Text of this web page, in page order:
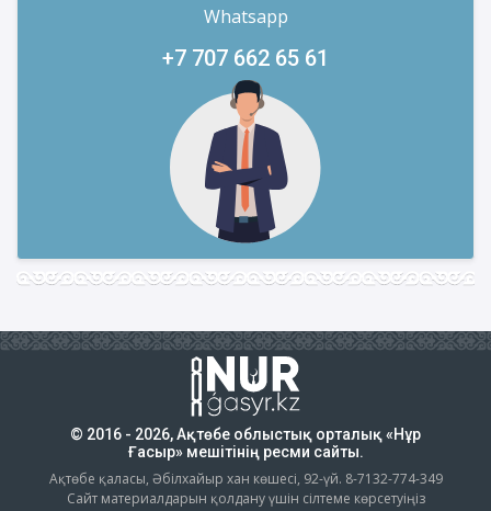
Whatsapp
+7 707 662 65 61
© 2016 - 2026, Ақтөбе облыстық орталық «Нұр
Ғасыр» мешітінің ресми сайты.
Ақтөбе қаласы, Әбілхайыр хан көшесі, 92-үй. 8-7132-774-349
Сайт материалдарын қолдану үшін сілтеме көрсетуіңіз